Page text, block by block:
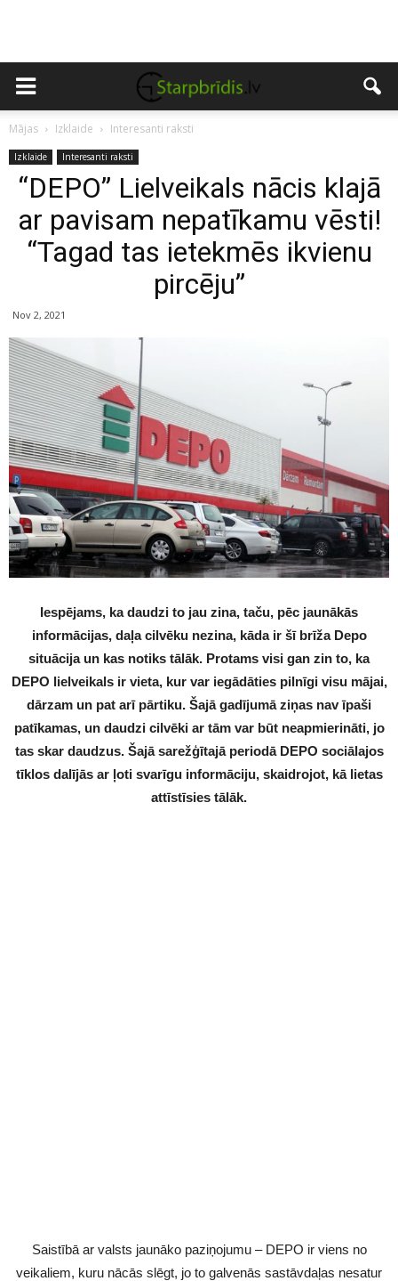
Mājas Izklaide Interesanti raksti
Izklaide Interesanti raksti
“DEPO” Lielveikals nācis klajā
ar pavisam nepatīkamu vēsti!
“Tagad tas ietekmēs ikvienu
pircēju”
Nov 2, 2021
Iespējams, ka daudzi to jau zina, taču, pēc jaunākās
informācijas, daļa cilvēku nezina, kāda ir šī brīža Depo
situācija un kas notiks tālāk. Protams visi gan zin to, ka
DEPO lielveikals ir vieta, kur var iegādāties pilnīgi visu mājai,
dārzam un pat arī pārtiku. Šajā gadījumā ziņas nav īpaši
patīkamas, un daudzi cilvēki ar tām var būt neapmierināti, jo
tas skar daudzus. Šajā sarežģītajā periodā DEPO sociālajos
tīklos dalījās ar ļoti svarīgu informāciju, skaidrojot, kā lietas
attīstīsies tālāk.
Saistībā ar valsts jaunāko paziņojumu – DEPO ir viens no
veikaliem, kuru nācās slēgt, jo to galvenās sastāvdaļas nesatur